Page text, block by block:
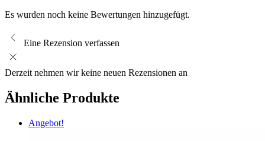
Es wurden noch keine Bewertungen hinzugefügt.
Eine Rezension verfassen
Derzeit nehmen wir keine neuen Rezensionen an
Ähnliche Produkte
Angebot!